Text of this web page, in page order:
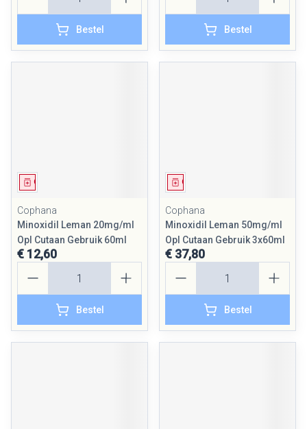
Bestel Bestel
Geneesmiddel
Cophana
Minoxidil Leman 20mg/ml
Opl Cutaan Gebruik 60ml
€ 12,60
Bestel
Geneesmiddel
Cophana
Minoxidil Leman 50mg/ml
Opl Cutaan Gebruik 3x60ml
€ 37,80
Bestel